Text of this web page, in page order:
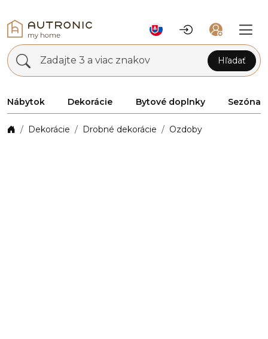
Zadajte 3 a viac znakov Hľadať
Nábytok Dekorácie Bytové doplnky Sezóna
Dekorácie Drobné dekorácie Ozdoby